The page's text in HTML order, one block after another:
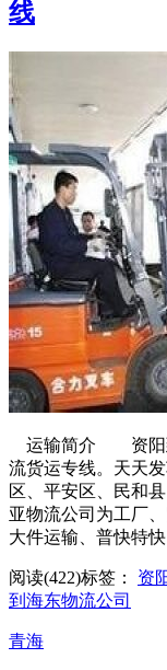
线
运输简介 资阳到
流货运专线。天天
区、平安区、民和
亚物流公司为工厂
大件运输、普快特
阅读(422)标签： 资
到海东物流公司
青海